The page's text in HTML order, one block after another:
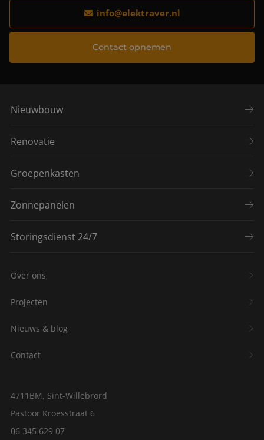
info@elektraver.nl
Contact opnemen
4711BM, Sint-Willebrord
Pastoor Kroesstraat 6
06 345 629 07
Nieuwbouw
Renovatie
Groepenkasten
Zonnepanelen
Storingsdienst 24/7
Over ons
Projecten
Nieuws & blog
Contact